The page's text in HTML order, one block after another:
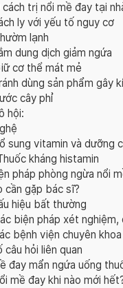
cách trị nổi mề đay tại
ly với yếu tố nguy cơ
lạnh
dung dịch giảm ngứa
cơ thể mát mẻ
dùng sản phẩm gây
cây phỉ
hội:
sung vitamin và dưỡng
kháng histamin
pháp phòng ngừa nổi
cần gặp bác sĩ?
hiệu bất thường
biện pháp xét nghiệm,
bệnh viện chuyên
câu hỏi liên quan
đay mẩn ngứa uống
mề đay khi nào mới